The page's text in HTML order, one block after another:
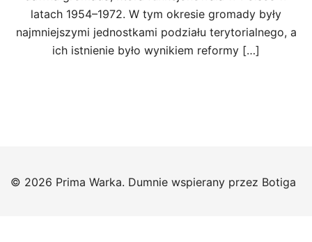
latach 1954–1972. W tym okresie gromady były
najmniejszymi jednostkami podziału terytorialnego, a
ich istnienie było wynikiem reformy […]
© 2026 Prima Warka. Dumnie wspierany przez Botiga